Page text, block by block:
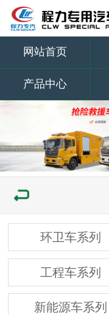
网站首页
产品中心
环卫车系列
工程车系列
新能源车系列